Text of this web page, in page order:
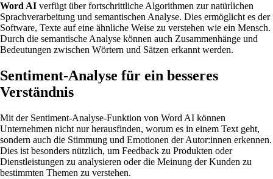
Word AI verfügt über fortschrittliche Algorithmen zur natürlichen
Sprachverarbeitung und semantischen Analyse. Dies ermöglicht es der
Software, Texte auf eine ähnliche Weise zu verstehen wie ein Mensch.
Durch die semantische Analyse können auch Zusammenhänge und
Bedeutungen zwischen Wörtern und Sätzen erkannt werden.
Sentiment-Analyse für ein besseres
Verständnis
Mit der Sentiment-Analyse-Funktion von Word AI können
Unternehmen nicht nur herausfinden, worum es in einem Text geht,
sondern auch die Stimmung und Emotionen der Autor:innen erkennen.
Dies ist besonders nützlich, um Feedback zu Produkten oder
Dienstleistungen zu analysieren oder die Meinung der Kunden zu
bestimmten Themen zu verstehen.